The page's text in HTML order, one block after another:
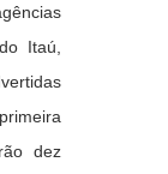
Itaú,
dez